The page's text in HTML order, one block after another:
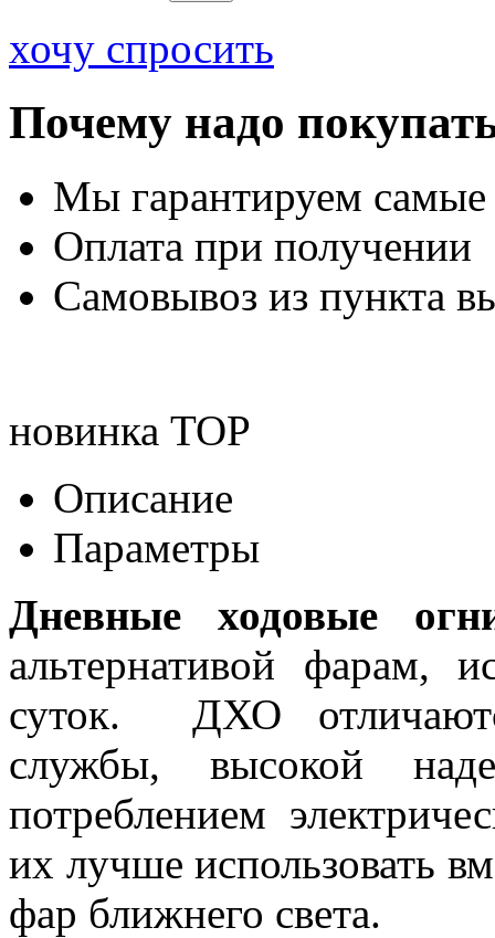
хочу спросить
Почему надо
Мы гарантируем
Оплата при получении
Самовывоз из пункта
новинка TOP
Описание
Параметры
Дневные ходовые
альтернативой фарам,
суток. ДХО
службы, высокой
потреблением
их лучше использовать
фар ближнего света.